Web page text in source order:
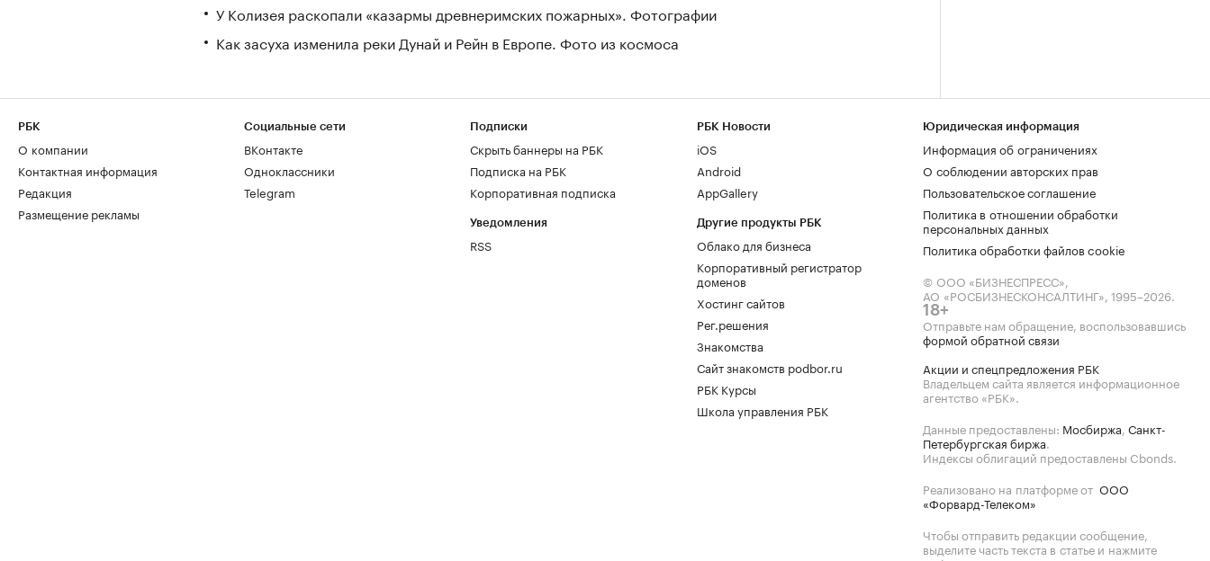
У Колизея раскопали «казармы древнеримских пожарных». Фотографии
Как засуха изменила реки Дунай и Рейн в Европе. Фото из космоса
РБК
О компании
Контактная информация
Редакция
Размещение рекламы
Социальные сети
ВКонтакте
Одноклассники
Telegram
Подписки
Скрыть баннеры на РБК
Подписка на РБК
Корпоративная подписка
Уведомления
RSS
РБК Новости
iOS
Android
AppGallery
Другие продукты РБК
Облако для бизнеса
Корпоративный регистратор
доменов
Хостинг сайтов
Рег.решения
Знакомства
Сайт знакомств podbor.ru
РБК Курсы
Школа управления РБК
Юридическая информация
Информация об ограничениях
О соблюдении авторских прав
Пользовательское соглашение
Политика в отношении обработки
персональных данных
Политика обработки файлов cookie
© ООО «БИЗНЕСПРЕСС»,
АО «РОСБИЗНЕСКОНСАЛТИНГ», 1995–2026.
18+
Отправьте нам обращение, воспользовавшись
формой обратной связи
Акции и спецпредложения РБК
Владельцем сайта является информационное
агентство «РБК».
Данные предоставлены: Мосбиржа, Санкт-
Петербургская биржа.
Индексы облигаций предоставлены Cbonds.
Реализовано на платформе от ООО
«Форвард-Телеком»
Чтобы отправить редакции сообщение,
выделите часть текста в статье и нажмите